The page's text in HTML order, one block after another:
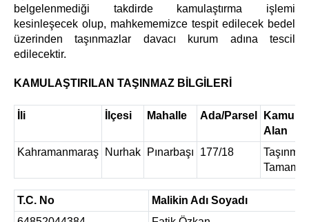
belgelenmediği takdirde kamulaştırma işlemi
kesinleşecek olup, mahkememizce tespit edilecek bedel
üzerinden taşınmazlar davacı kurum adına tescil
edilecektir.
KAMULAŞTIRILAN TAŞINMAZ BİLGİLERİ
İli İlçesi Mahalle Ada/Parsel
Alan
Kahramanmaraş
Nurhak Pınarbaşı 177/18
Tamamı
T.C. No
Malikin Adı Soyadı